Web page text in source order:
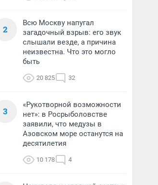
2
Всю Москву напугал
загадочный взрыв: его звук
слышали везде, а причина
неизвестна. Что это могло
быть
20 825 32
3
«Рукотворной возможности
нет»: в Росрыболовстве
заявили, что медузы в
Азовском море останутся на
десятилетия
10 178 4